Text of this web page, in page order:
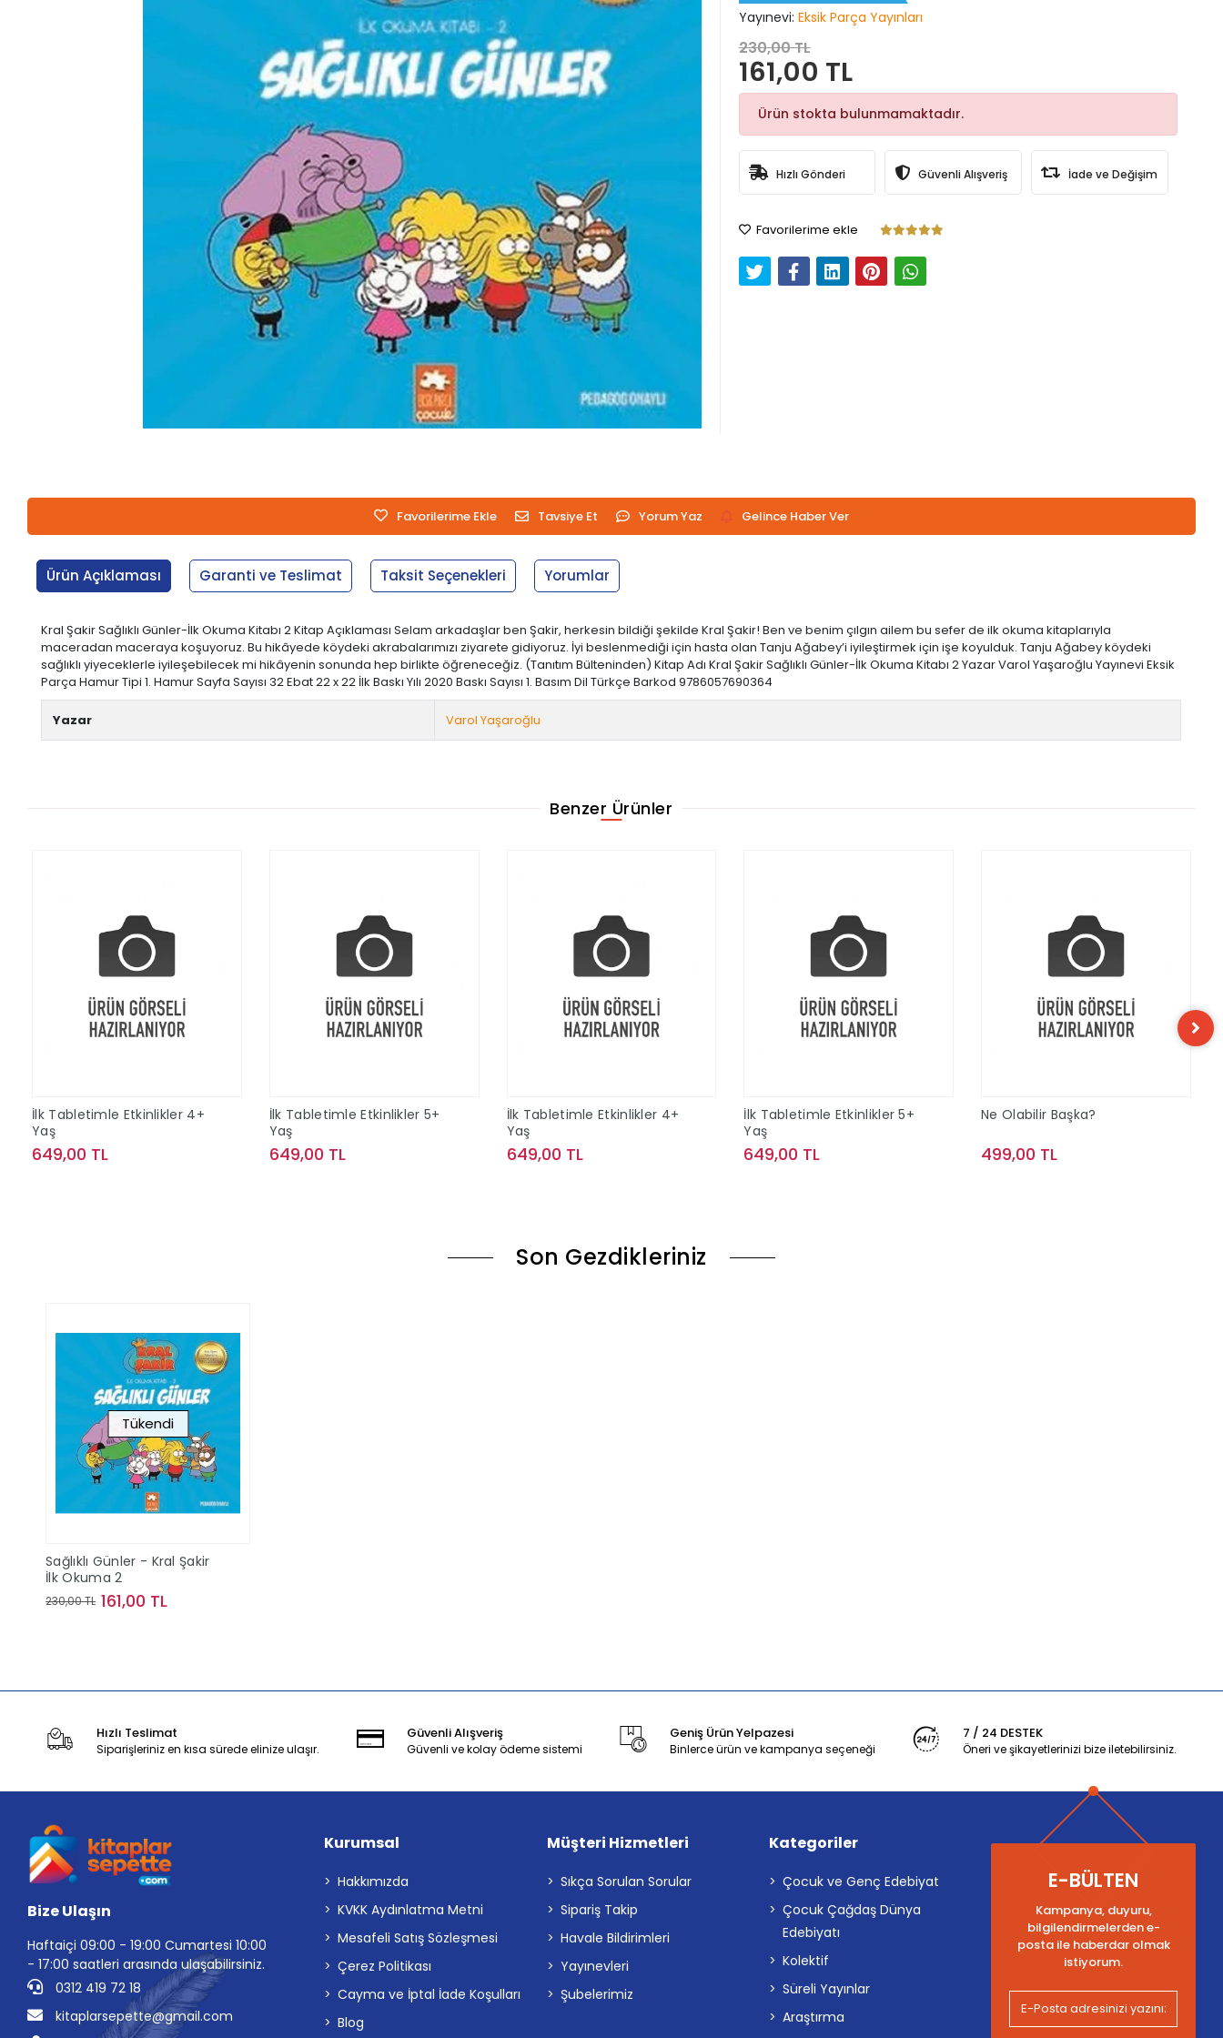
Yayınevi: Eksik Parça Yayınları
230,00 TL
161,00 TL
Ürün stokta bulunmamaktadır.
Hızlı Gönderi Güvenli Alışveriş İade ve Değişim
Favorilerime ekle
Favorilerime Ekle Tavsiye Et Yorum Yaz Gelince Haber Ver
Ürün Açıklaması Garanti ve Teslimat Taksit Seçenekleri Yorumlar
Kral Şakir Sağlıklı Günler-İlk Okuma Kitabı 2 Kitap Açıklaması Selam arkadaşlar ben Şakir, herkesin bildiği şekilde Kral Şakir! Ben ve benim çılgın ailem bu sefer de ilk okuma kitaplarıyla
maceradan maceraya koşuyoruz. Bu hikâyede köydeki akrabalarımızı ziyarete gidiyoruz. İyi beslenmediği için hasta olan Tanju Ağabey’i iyileştirmek için işe koyulduk. Tanju Ağabey köydeki
sağlıklı yiyeceklerle iyileşebilecek mi hikâyenin sonunda hep birlikte öğreneceğiz. (Tanıtım Bülteninden) Kitap Adı Kral Şakir Sağlıklı Günler-İlk Okuma Kitabı 2 Yazar Varol Yaşaroğlu Yayınevi Eksik
Parça Hamur Tipi 1. Hamur Sayfa Sayısı 32 Ebat 22 x 22 İlk Baskı Yılı 2020 Baskı Sayısı 1. Basım Dil Türkçe Barkod 9786057690364
Yazar Varol Yaşaroğlu
Benzer Ürünler
İlk Tabletimle Etkinlikler 4+
Yaş
649,00 TL
İlk Tabletimle Etkinlikler 5+
Yaş
649,00 TL
İlk Tabletimle Etkinlikler 4+
Yaş
649,00 TL
İlk Tabletimle Etkinlikler 5+
Yaş
649,00 TL
Ne Olabilir Başka?
499,00 TL
Son Gezdikleriniz
Tükendi
Sağlıklı Günler - Kral Şakir
İlk Okuma 2
230,00 TL 161,00 TL
Hızlı Teslimat
Siparişleriniz en kısa sürede elinize ulaşır.
Güvenli Alışveriş
Güvenli ve kolay ödeme sistemi
Geniş Ürün Yelpazesi
Binlerce ürün ve kampanya seçeneği
7 / 24 DESTEK
Öneri ve şikayetlerinizi bize iletebilirsiniz.
Bize Ulaşın
Haftaiçi 09:00 - 19:00 Cumartesi 10:00
- 17:00 saatleri arasında ulaşabilirsiniz.
0312 419 72 18
kitaplarsepette@gmail.com
Kurumsal
Hakkımızda
KVKK Aydınlatma Metni
Mesafeli Satış Sözleşmesi
Çerez Politikası
Cayma ve İptal İade Koşulları
Blog
Müşteri Hizmetleri
Sıkça Sorulan Sorular
Sipariş Takip
Havale Bildirimleri
Yayınevleri
Şubelerimiz
Kategoriler
Çocuk ve Genç Edebiyat
Çocuk Çağdaş Dünya
Edebiyatı
Kolektif
Süreli Yayınlar
Araştırma
E-BÜLTEN
Kampanya, duyuru,
bilgilendirmelerden e-
posta ile haberdar olmak
istiyorum.